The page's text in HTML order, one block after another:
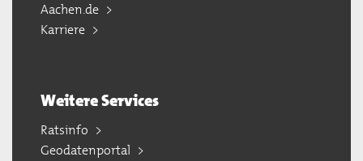
Aachen.de
Karriere
Weitere Services
Ratsinfo
Geodatenportal